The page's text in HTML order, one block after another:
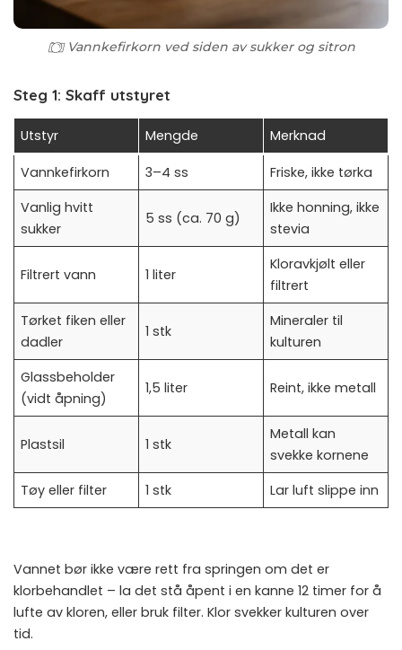
Vannkefirkorn ved siden av sukker og sitron
Steg 1: Skaff utstyret
Utstyr Mengde Merknad
Vannkefirkorn 3–4 ss
Friske, ikke tørka
Vanlig hvitt
sukker
5 ss (ca. 70 g)
Ikke honning, ikke
stevia
Filtrert vann 1 liter
Kloravkjølt eller
filtrert
Tørket fiken eller
dadler
1 stk
Mineraler til
kulturen
Glassbeholder
(vidt åpning)
1,5 liter Reint, ikke metall
Plastsil 1 stk
Metall kan
svekke kornene
Tøy eller filter
1 stk Lar luft slippe inn
Vannet bør ikke være rett fra springen om det er
klorbehandlet – la det stå åpent i en kanne 12 timer for å
lufte av kloren, eller bruk filter. Klor svekker kulturen over
tid.